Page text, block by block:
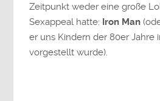
Zeitpunkt weder eine große
Sexappeal hatte: Iron Man
er uns Kindern der 80er Jahre
vorgestellt wurde).